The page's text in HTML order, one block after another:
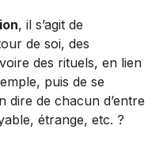
, il s’agit de
de soi, des
des rituels, en lien
puis de se
dire de chacun d’entre
étrange, etc. ?